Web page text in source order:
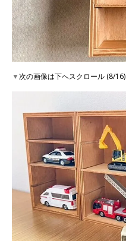
▼次の画像は下へスクロール (8/16)